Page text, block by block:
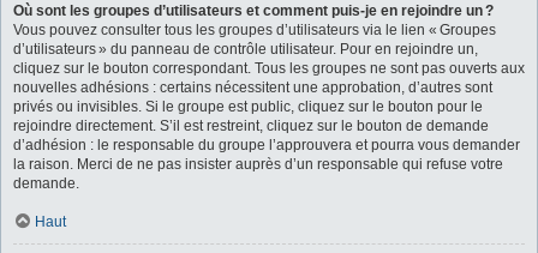
Où sont les groupes d’utilisateurs et comment puis-je en rejoindre un ?
Vous pouvez consulter tous les groupes d’utilisateurs via le lien « Groupes
d’utilisateurs » du panneau de contrôle utilisateur. Pour en rejoindre un,
cliquez sur le bouton correspondant. Tous les groupes ne sont pas ouverts aux
nouvelles adhésions : certains nécessitent une approbation, d’autres sont
privés ou invisibles. Si le groupe est public, cliquez sur le bouton pour le
rejoindre directement. S’il est restreint, cliquez sur le bouton de demande
d’adhésion : le responsable du groupe l’approuvera et pourra vous demander
la raison. Merci de ne pas insister auprès d’un responsable qui refuse votre
demande.
Haut